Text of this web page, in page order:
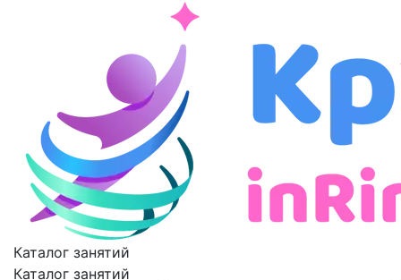
Каталог занятий
Каталог занятий